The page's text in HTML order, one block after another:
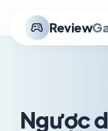
stadia_controller Review
Ngược